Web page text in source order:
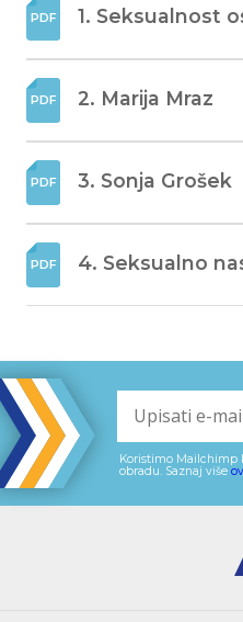
1. Seksualnost
2. Marija Mraz
3. Sonja Grošek
4. Seksualno
Koristimo Mailchimp
obradu. Saznaj više